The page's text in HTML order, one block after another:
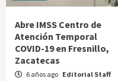
Abre IMSS Centro de
Atención Temporal
COVID-19 en Fresnillo,
Zacatecas
6 años ago Editorial Staff